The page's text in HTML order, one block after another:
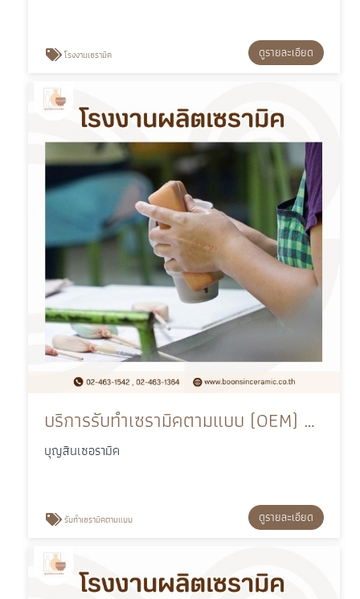
โรงงานเซรามิค ดูรายละเอียด
บริการรับทำเซรามิคตามแบบ (OEM) ผลิตชิ้นงานตามสเปค
บุญสินเซอรามิค
รับทําเซรามิคตามแบบ ดูรายละเอียด